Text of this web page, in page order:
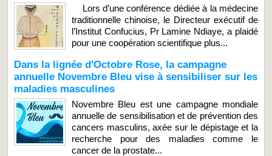
Lors d’une conférence dédiée à la médecine
traditionnelle chinoise, le Directeur exécutif de
l’Institut Confucius, Pr Lamine Ndiaye, a plaidé
pour une coopération scientifique plus...
Dans la lignée d'Octobre Rose, la campagne
annuelle Novembre Bleu vise à sensibiliser sur les
maladies masculines
Novembre Bleu est une campagne mondiale
annuelle de sensibilisation et de prévention des
cancers masculins, axée sur le dépistage et la
recherche pour des maladies comme le
cancer de la prostate...